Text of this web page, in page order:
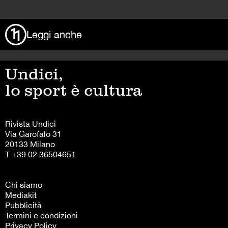
Leggi anche
Undici,
lo sport è cultura
Rivista Undici
Via Garofalo 31
20133 Milano
T +39 02 36504651
Chi siamo
Mediakit
Pubblicità
Termini e condizioni
Privacy Policy